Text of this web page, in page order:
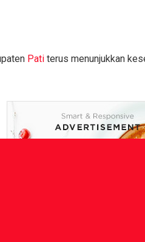
Pati terus menunjukkan